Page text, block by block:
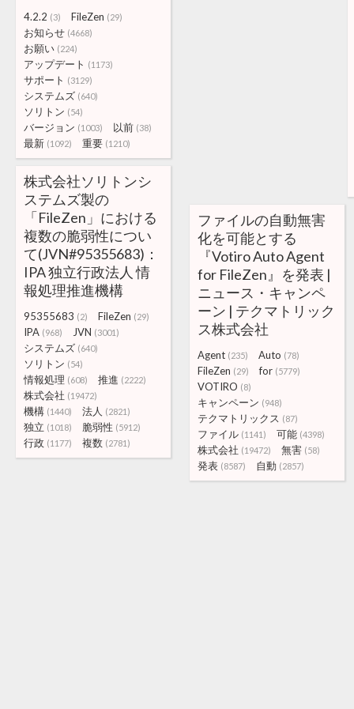
4.2.2 (3) FileZen (29)
お知らせ (4668)
お願い (224)
アップデート (1173)
サポート (3129)
システムズ (640)
ソリトン (54)
バージョン (1003) 以前 (38)
最新 (1092) 重要 (1210)
株式会社ソリトンシ
ステムズ製の
「FileZen」における
複数の脆弱性につい
て(JVN#95355683)：
IPA 独立行政法人 情
報処理推進機構
95355683 (2) FileZen (29)
IPA (968) JVN (3001)
システムズ (640)
ソリトン (54)
情報処理 (608) 推進 (2222)
株式会社 (19472)
機構 (1440) 法人 (2821)
独立 (1018) 脆弱性 (5912)
行政 (1177) 複数 (2781)
ファイルの自動無害
化を可能とする
『Votiro Auto Agent
for FileZen』を発表 |
ニュース・キャンペ
ーン | テクマトリック
ス株式会社
Agent (235) Auto (78)
FileZen (29) for (5779)
VOTIRO (8)
キャンペーン (948)
テクマトリックス (87)
ファイル (1141) 可能 (4398)
株式会社 (19472) 無害 (58)
発表 (8587) 自動 (2857)